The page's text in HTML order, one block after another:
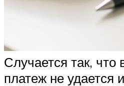
Случается так, что
платеж не удается